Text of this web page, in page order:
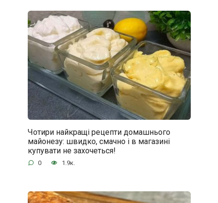
Чотири найкращі рецепти домашнього
майонезу: швидко, смачно і в магазині
купувати не захочеться!
0 1.9к.